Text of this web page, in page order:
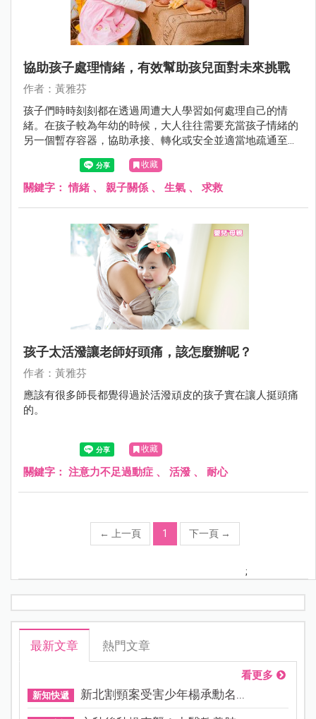
協助孩子處理情緒，有效幫助孩兒面對未來挑戰
作者：黃雅芬
孩子們時時刻刻都在透過周遭大人學習如何處理自己的情
緒。在孩子較為年幼的時候，大人往往需要充當孩子情緒的
另一個暫存容器，協助承接、轉化或安全並適當地疏通至他
處，好讓情緒的整體破壞性降至最低。另一方面，大人也是
孩子們的教練，透過身教與言教，孩子們將逐漸熟悉該如何
面對並處理自身情緒，進而發展出一套最適合自己的方式，
收藏
關鍵字：情緒 、 親子關係 、 生氣 、 求救
孩子太活潑讓老師好頭痛，該怎麼辦呢？
作者：黃雅芬
應該有很多師長都覺得過於活潑頑皮的孩子實在讓人挺頭痛
的。
收藏
關鍵字： 注意力不足過動症 、 活潑 、 耐心
← 上一頁 1 下一頁 →
;
最新文章 熱門文章
看更多
新知快遞 新北割頸案受害少年楊承勳名...